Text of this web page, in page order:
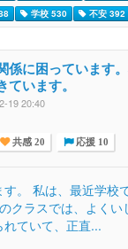
学校 530 不安 392
係に困っています
ています。
19 20:40
共感 20 応援 10
す。 私は、最近学校
クラスでは、よくい
ていて、正直...